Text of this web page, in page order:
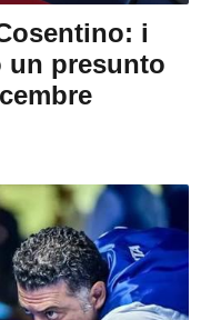
i
un presunto